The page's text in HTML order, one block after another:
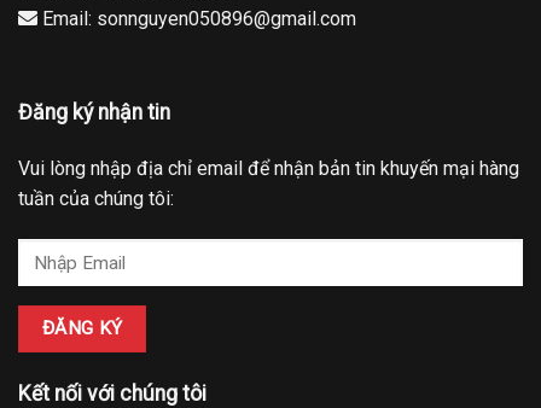
Email: sonnguyen050896@gmail.com
Đăng ký nhận tin
Vui lòng nhập địa chỉ email để nhận bản tin khuyến mại hàng
tuần của chúng tôi:
Kết nối với chúng tôi